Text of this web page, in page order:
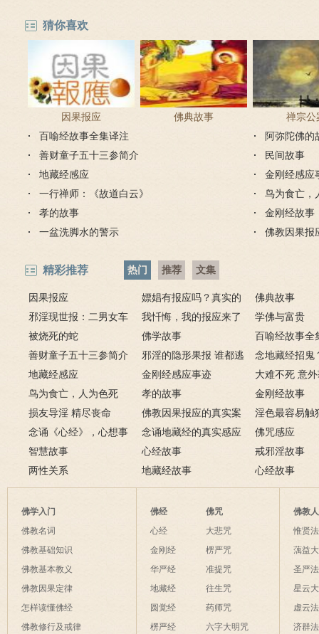
猜你喜欢
因果报应 佛典故事
禅宗公
百喻经故事全集译注
阿弥陀佛的
善财童子五十三参简介
民间故事
地藏经感应
金刚经感应
一行禅师：《故道白云》
鸟为食亡，
孝的故事
金刚经故事
一盆洗脚水的警示
佛教因果报
精彩推荐 热门 推荐 文集
因果报应
嫖娼有报应吗？真实的
嫖娼报应
佛典故事
邪淫现世报：二男女车
上纵欲酿车祸被烧死
我忏悔，我的报应来了
－淫人妻者，妻淫人
学佛与富贵
被烧死的蛇
佛学故事
百喻经故事全
善财童子五十三参简介
邪淫的隐形果报 谁都逃
不掉
念地藏经招鬼
地藏经的请进
地藏经感应 金刚经感应事迹
大难不死 意
致富的特异功
鸟为食亡，人为色死 孝的故事
金刚经故事
损友导淫 精尽丧命
佛教因果报应的真实案
例
淫色最容易触
淫欲心难清静
念诵《心经》，心想事
成
念诵地藏经的真实感应
六则
佛咒感应
智慧故事
心经故事
戒邪淫故事
两性关系
地藏经故事 心经故事
佛学入门
佛教名词
佛教基础知识
佛教基本教义
佛教因果定律
怎样读懂佛经
佛教修行及戒律
佛经
心经
金刚经
华严经
地藏经
圆觉经
楞严经
佛咒
大悲咒
楞严咒
准提咒
往生咒
药师咒
六字大明咒
佛教
惟贤
蕅益
圣严
星云
虚云
济群